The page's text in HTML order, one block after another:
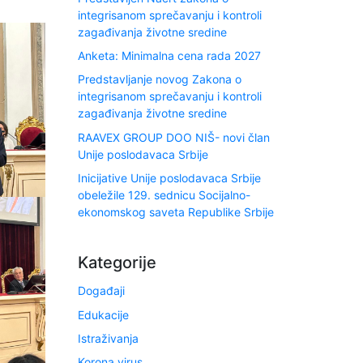
integrisanom sprečavanju i kontroli
zagađivanja životne sredine
Anketa: Minimalna cena rada 2027
Predstavljanje novog Zakona o
integrisanom sprečavanju i kontroli
zagađivanja životne sredine
RAAVEX GROUP DOO NIŠ- novi član
Unije poslodavaca Srbije
Inicijative Unije poslodavaca Srbije
obeležile 129. sednicu Socijalno-
ekonomskog saveta Republike Srbije
Kategorije
Događaji
Edukacije
Istraživanja